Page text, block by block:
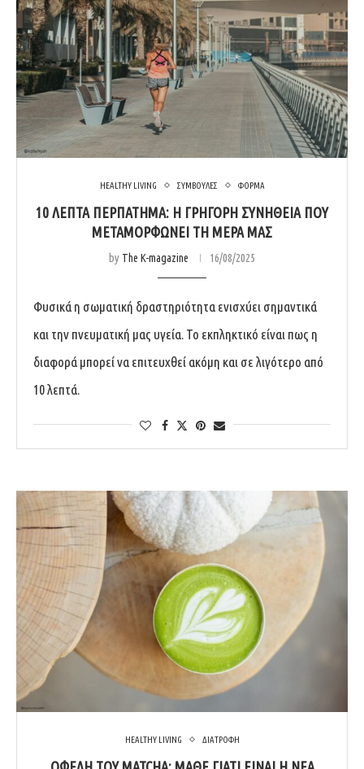
HEALTHY LIVING ΣΥΜΒΟΥΛΕΣ ΦΟΡΜΑ
10 ΛΕΠΤΆ ΠΕΡΠΆΤΗΜΑ: Η ΓΡΉΓΟΡΗ ΣΥΝΉΘΕΙΑ ΠΟΥ
ΜΕΤΑΜΟΡΦΏΝΕΙ ΤΗ ΜΈΡΑ ΜΑΣ
by The K-magazine 16/08/2025
Φυσικά η σωματική δραστηριότητα ενισχύει σημαντικά
και την πνευματική μας υγεία. Το εκπληκτικό είναι πως η
διαφορά μπορεί να επιτευχθεί ακόμη και σε λιγότερο από
10 λεπτά.
HEALTHY LIVING ΔΙΑΤΡΟΦΗ